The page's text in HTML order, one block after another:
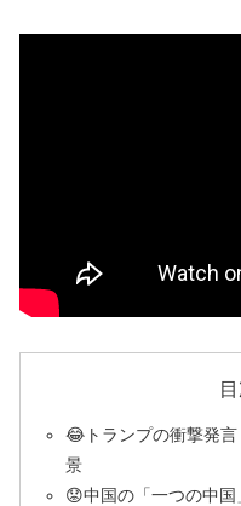
😂トランプの衝撃発
景
😟中国の「一つの中